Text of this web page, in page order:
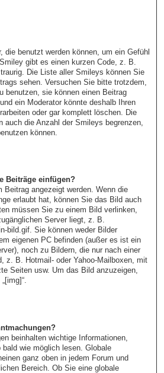
die benutzt werden können, um ein Gefühl
gibt es einen kurzen Code, z. B.
Die Liste aller Smileys können Sie
sehen. Versuchen Sie bitte trotzdem,
benutzen, sie können einen Beitrag
ein Moderator könnte deshalb Ihren
oder gar komplett löschen. Die
auch die Anzahl der Smileys begrenzen,
können.
Beiträge einfügen?
Beitrag angezeigt werden. Wenn die
erlaubt hat, können Sie das Bild auch
müssen Sie zu einem Bild verlinken,
Server liegt, z. B.
bild.gif. Sie können weder Bilder
eigenen PC befinden (außer es ist ein
noch zu Bildern, die nur nach einer
z. B. Hotmail- oder Yahoo-Mailboxen, mit
Seiten usw. Um das Bild anzuzeigen,
beinhalten wichtige Informationen,
wie möglich lesen. Globale
ganz oben in jedem Forum und
Bereich. Ob Sie eine globale